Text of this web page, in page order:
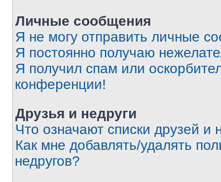
Личные сообщения
Я не могу отправить личные
Я постоянно получаю
Я получил спам или
конференции!
Друзья и недруги
Что означают списки друзей и
Как мне добавлять/удалять
недругов?